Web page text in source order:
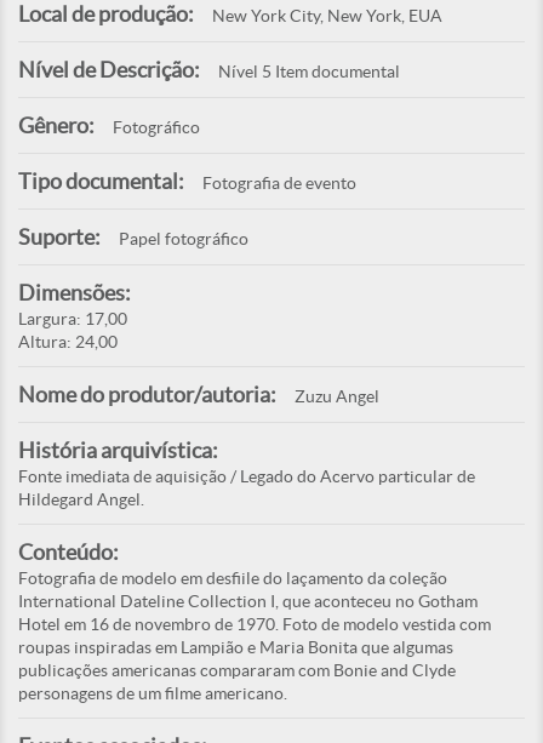
Local de produção: New York City, New York, EUA
Nível de Descrição: Nível 5 Item documental
Gênero: Fotográfico
Tipo documental: Fotografia de evento
Suporte: Papel fotográfico
Dimensões:
Largura: 17,00
Altura: 24,00
Nome do produtor/autoria: Zuzu Angel
História arquivística:
Fonte imediata de aquisição / Legado do Acervo particular de
Hildegard Angel.
Conteúdo:
Fotografia de modelo em desfiile do laçamento da coleção
International Dateline Collection I, que aconteceu no Gotham
Hotel em 16 de novembro de 1970. Foto de modelo vestida com
roupas inspiradas em Lampião e Maria Bonita que algumas
publicações americanas compararam com Bonie and Clyde
personagens de um filme americano.